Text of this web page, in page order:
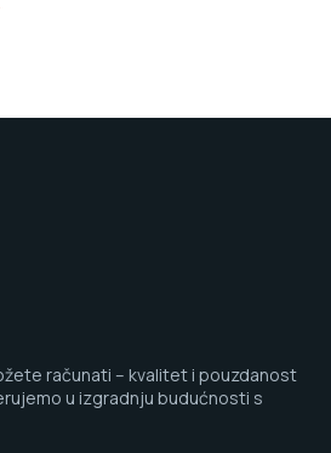
računati – kvalitet i pouzdanost
u izgradnju budućnosti s